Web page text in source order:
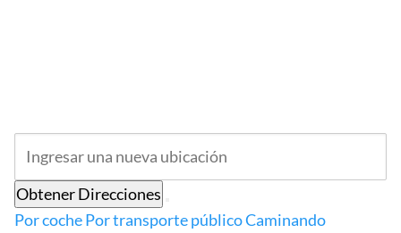
Obtener Direcciones
Por cochePor transporte públicoCaminando